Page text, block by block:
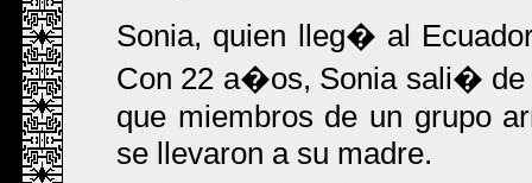
Sonia, quien lleg� al
Con 22 a�os, Sonia sali� de
que miembros de un grupo
se llevaron a su madre.